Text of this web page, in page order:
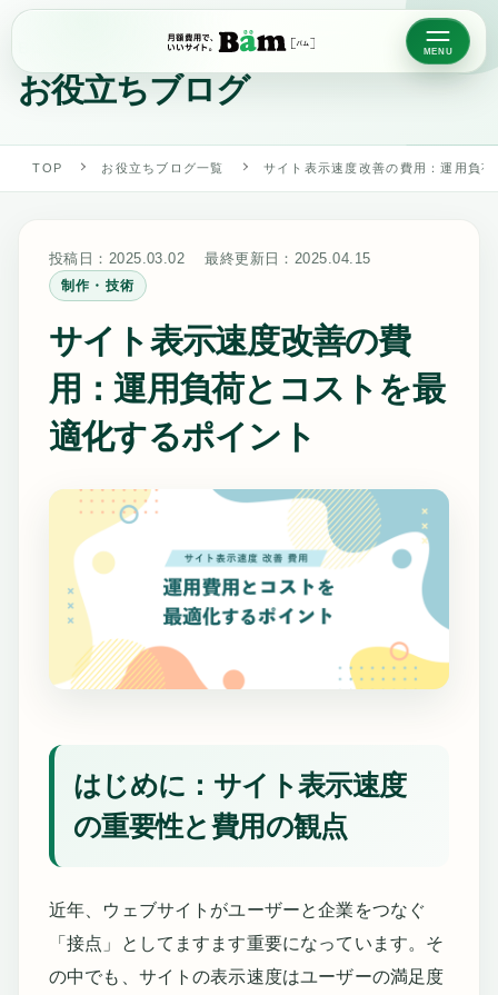
お役立ちブログ
TOP お役立ちブログ一覧 サイト表示速度改善の費用：運用負
投稿日： 2025.03.02 最終更新日： 2025.04.15
制作・技術
サイト表示速度改善の費
用：運用負荷とコストを最
適化するポイント
はじめに：サイト表示速度
の重要性と費用の観点
近年、ウェブサイトがユーザーと企業をつなぐ
「接点」としてますます重要になっています。そ
の中でも、サイトの表示速度はユーザーの満足度